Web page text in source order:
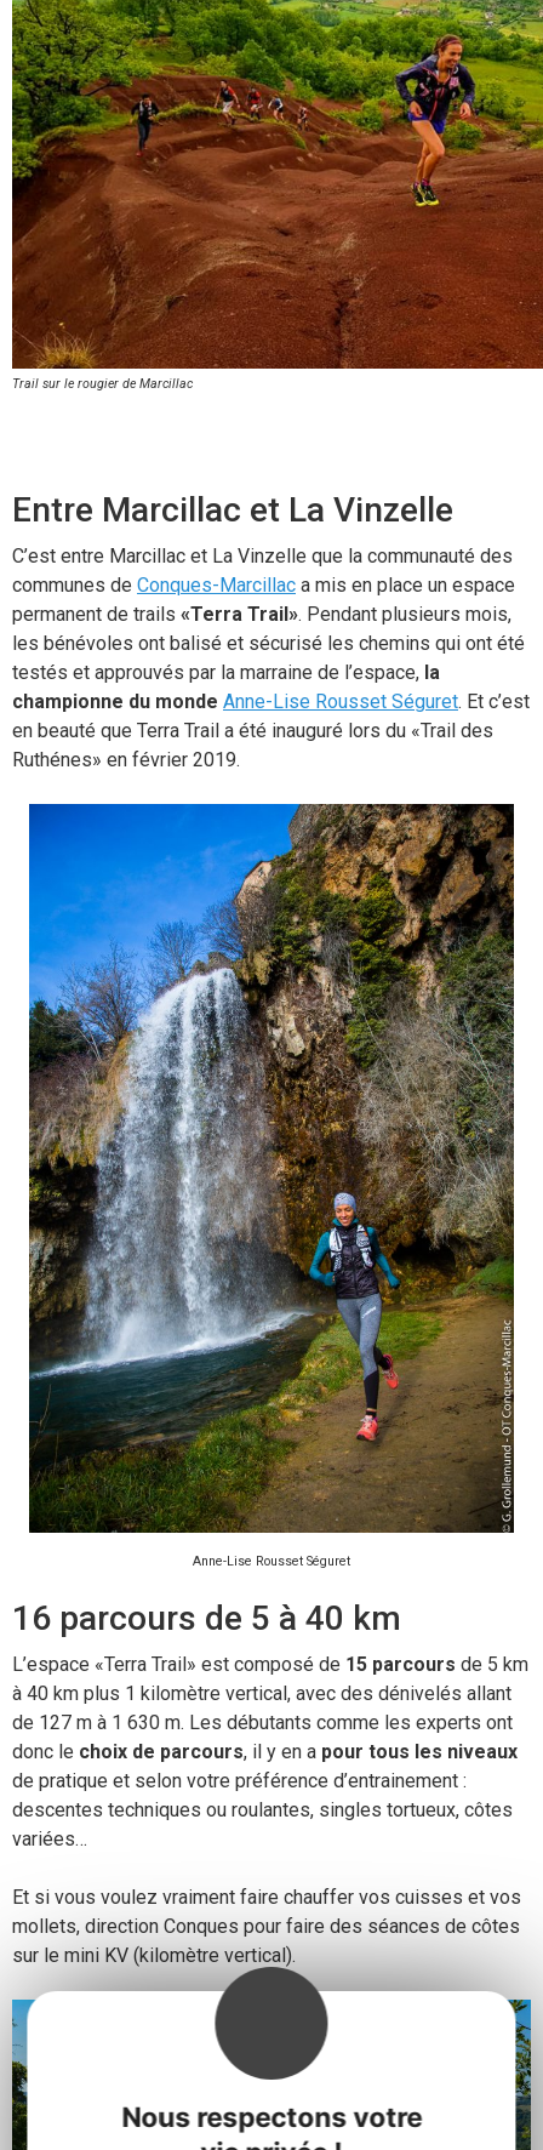
Nous respectons votre
Trail sur le rougier de Marcillac
Entre Marcillac et La Vinzelle
C’est entre Marcillac et La Vinzelle que la communauté des
communes de Conques-Marcillac a mis en place un espace
permanent de trails «Terra Trail». Pendant plusieurs mois,
les bénévoles ont balisé et sécurisé les chemins qui ont été
testés et approuvés par la marraine de l’espace, la
championne du monde Anne-Lise Rousset Séguret. Et c’est
en beauté que Terra Trail a été inauguré lors du «Trail des
Ruthénes» en février 2019.
Anne-Lise Rousset Séguret
16 parcours de 5 à 40 km
L’espace «Terra Trail» est composé de 15 parcours de 5 km
à 40 km plus 1 kilomètre vertical, avec des dénivelés allant
de 127 m à 1 630 m. Les débutants comme les experts ont
donc le choix de parcours, il y en a pour tous les niveaux
de pratique et selon votre préférence d’entrainement :
descentes techniques ou roulantes, singles tortueux, côtes
variées…
Et si vous voulez vraiment faire chauffer vos cuisses et vos
mollets, direction Conques pour faire des séances de côtes
sur le mini KV (kilomètre vertical).